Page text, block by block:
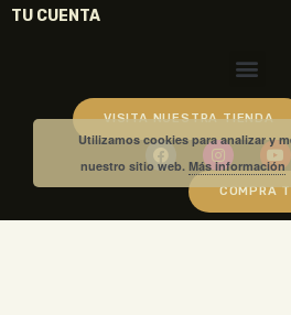
TU CUENTA
VISITA NUESTRA TIENDA
COMPRA
Utilizamos cookies para analizar y
nuestro sitio web.Más información